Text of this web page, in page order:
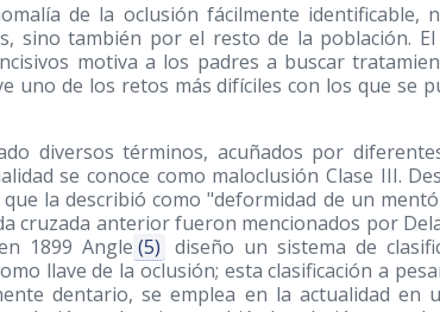
de la oclusión fácilmente identificable,
sino también por el resto de la población.
motiva a los padres a buscar
uno de los retos más difíciles con los que se
diversos términos, acuñados por
se conoce como maloclusión Clase III.
que la describió como "deformidad de un
cruzada anterior fueron mencionados por
1899 Angle (5) diseño un sistema de
llave de la oclusión; esta clasificación a
dentario, se emplea en la actualidad en